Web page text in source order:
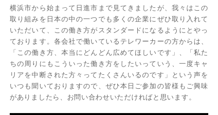
横浜市から始まって日進市まで見てきましたが、我々はこの
取り組みを日本の中の一つでも多くの企業にぜひ取り入れて
いただいて、この働き方がスタンダードになるようにとやっ
ております。各会社で働いているテレワーカーの方からは、
「この働き方、本当にどんどん広めてほしいです」、「私た
ちの周りにもこういった働き方をしたいっていう、一度キャ
リアを中断された方々ってたくさんいるのです」という声を
いつも聞いておりますので、ぜひ本日ご参加の皆様もご興味
がありましたら、お問い合わせいただければと思います。